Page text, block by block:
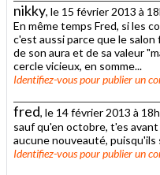
nikky, le 15 février 2013 à
En même temps Fred, si les
c'est aussi parce que le
de son aura et de sa valeur
cercle vicieux, en somme...
Identifiez-vouspour publier un
fred, le 14 février 2013 à
sauf qu'en octobre, t'es
aucune nouveauté,
Identifiez-vouspour publier un